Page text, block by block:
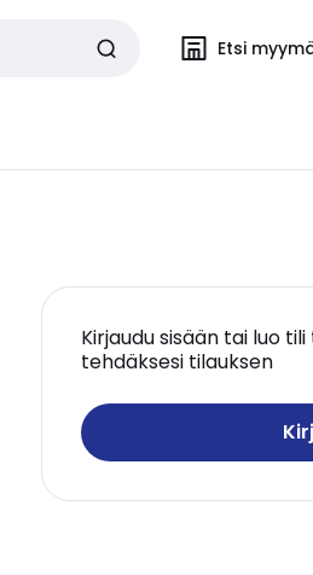
Etsi
Kirjaudu sisään tai luo
tehdäksesi tilauksen